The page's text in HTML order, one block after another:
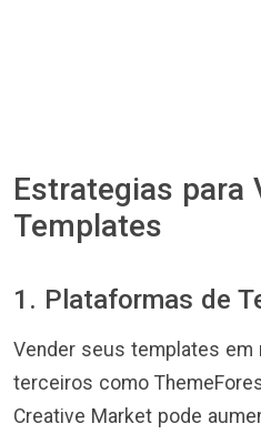
Estrategias para
Templates
1. Plataformas de
Vender seus templates em
terceiros como
Creative Market pode